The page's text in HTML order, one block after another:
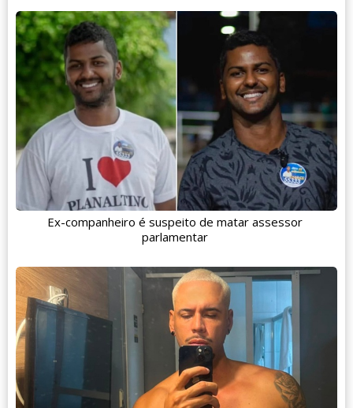
Ex-companheiro é suspeito de matar assessor
parlamentar